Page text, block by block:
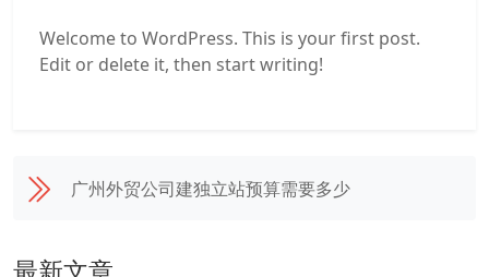
Welcome to WordPress. This is your first post.
Edit or delete it, then start writing!
广州外贸公司建独立站预算需要多少